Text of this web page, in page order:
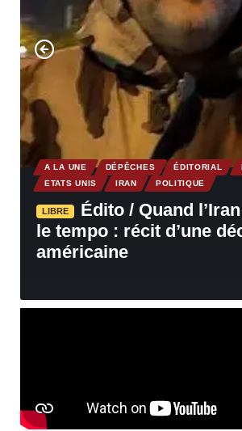
A LA UNE DÉPÊCHES ÉDITORIAL
ETATS UNIS
IRAN POLITIQUE
LIBRE
Édito / Quand
le tempo : récit d’une
américaine